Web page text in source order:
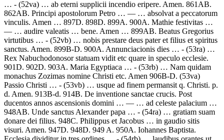
… - (52va) … ab eterni supplicii incendio eripere. Amen. 861AB.
862AB. Principi apostolorum Petro … — … absolvat a peccatorum
vinculis. Amen … 897D. 898D. 899A. 900A. Mathie festivitas …
— … audire valeatis … bene. Amen … 899AB. Beatus Gregorius
virtutibus … - (52vb) … nobis prestare deus pater et filius et spiritus
sanctus. Amen. 899B-D. 900A. Annunciacionis dies … - (53ra) …
Rex Nabuchodonosor statuam vidit etc quare in speculo ecclesie.
901D. 902D. 903A. Maria Egyptiaca … - (53rb) … Nam quidam
monachus Zozimas nomine Christi etc. Amen 906B-D. (53va)
Passio Christi … - (53vb) … usque ad finem permansit q. Christi. p.
d. Amen. 913B-d. 914B. De inventione sanctae crucis. Post
ducentos annos ascensionis domini … — … ad celeste palacium …
948AB. Unde sanctus Alexander papa … - (54ra) … gratiam suam
donare dei filius. 948C. Philippus et Jacobus … in gaudio sitis
visuri. Amen. 947D. 948D. 949 A. 950A. Iohannes Baptista.